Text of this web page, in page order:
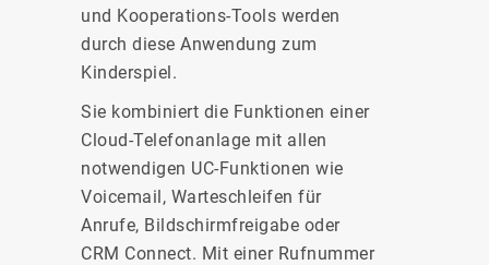
und Kooperations-Tools werden
durch diese Anwendung zum
Kinderspiel.
Sie kombiniert die Funktionen einer
Cloud-Telefonanlage mit allen
notwendigen UC-Funktionen wie
Voicemail, Warteschleifen für
Anrufe, Bildschirmfreigabe oder
CRM Connect. Mit einer Rufnummer